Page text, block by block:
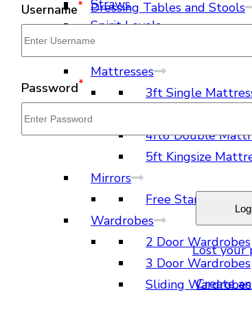
Dressing Tables and Stools
Dressing Tables
Mattresses
3ft Single
4ft6 Double
5ft Kingsize
Mirrors
Free Standing
Wardrobes
2 Door Wardrobes
3 Door Wardrobes
Sliding Wardrobes
Straws
Spirit Levels
Username*
Password*
Lost your
Create